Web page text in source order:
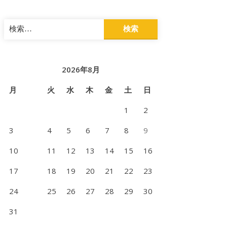
検
索:
2026年8月
月
火 水 木 金 土
日
1
2
3
4 5 6 7 8
9
10
11 12 13 14 15
16
17
18 19 20 21 22
23
24
25 26 27 28 29
30
31